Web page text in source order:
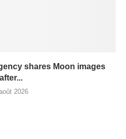
shares Moon images
after...
2026